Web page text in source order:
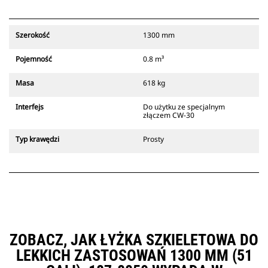
który zawsze znajduje się w
Złącza z uchwytem sworzniowym
koparkami 311-352 i wszystkimi
również złącza o szerokościach do
kopania rowów.
systemem złączy wykorzystuje
Szerokość 1300 mm
Pojemność 0.8 m³
Masa 618 kg
Interfejs
Do użytku ze specjalnym
złączem CW-30
Typ krawędzi Prosty
ZOBACZ, JAK ŁYŻKA SZKIELETOWA DO
LEKKICH ZASTOSOWAŃ 1300 MM (51